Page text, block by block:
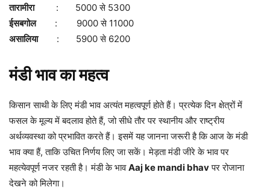
तारामीरा: 5000 से 5300
ईसबगोल
: 9000 से 11000
असालिया : 5900 से 6200
मंडी भाव का महत्व
किसान साथी के लिए मंडी भाव अत्यंत महत्वपूर्ण होते हैं। प्रत्येक दिन क्षेत्रों में
फसल के मूल्य में बदलाव होते हैं, जो सीधे तौर पर स्थानीय और राष्ट्रीय
अर्थव्यवस्था को प्रभावित करते हैं। इसमें यह जानना जरूरी है कि आज के मंडी
भाव क्या हैं, ताकि उचित निर्णय लिए जा सकें। मेड़ता मंडी जीरे के भाव पर
महत्येवपूर्ण नजर रहती है। मंडी के भावAaj ke mandi bhavपर रोजाना
देखने को मिलेगा।